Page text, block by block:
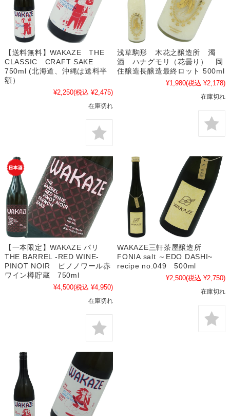
【送料無料】WAKAZE THE
CLASSIC CRAFT SAKE
750ml (北海道、沖縄は送料半
額）
¥2,250(税込 ¥2,475)
在庫切れ
浅草駒形 木花之醸造所 濁
酒 ハナグモリ（花曇り） 岡
住醸造長醸造最終ロット 500ml
¥1,980(税込 ¥2,178)
在庫切れ
【一本限定】WAKAZE パリ
THE BARREL -RED WINE-
PINOT NOIR ピノノワール赤
ワイン樽貯蔵 750ml
¥4,500(税込 ¥4,950)
在庫切れ
WAKAZE三軒茶屋醸造所
FONIA salt ～EDO DASHI~
recipe no.049 500ml
¥2,500(税込 ¥2,750)
在庫切れ